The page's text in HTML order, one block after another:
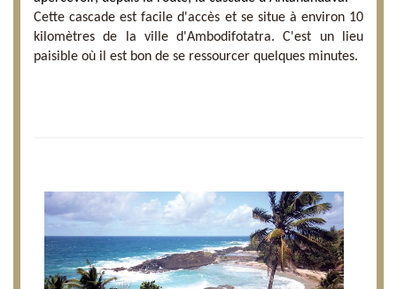
Cette cascade est facile d'accès et se situe à environ 10
kilomètres de la ville d'Ambodifotatra. C'est un lieu
paisible où il est bon de se ressourcer quelques minutes.